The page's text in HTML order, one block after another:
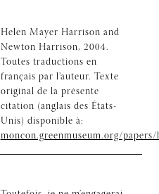
Helen Mayer Harrison and
Newton Harrison, 2004.
Toutes traductions en
français par l’auteur. Texte
original de la présente
citation (anglais des États-
Unis) disponible à:
moncon.greenmuseum.org/